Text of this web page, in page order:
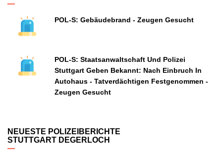
POL-S: Gebäudebrand - Zeugen Gesucht
POL-S: Staatsanwaltschaft Und Polizei
Stuttgart Geben Bekannt: Nach Einbruch In
Autohaus - Tatverdächtigen Festgenommen -
Zeugen Gesucht
NEUESTE POLIZEIBERICHTE
STUTTGART DEGERLOCH